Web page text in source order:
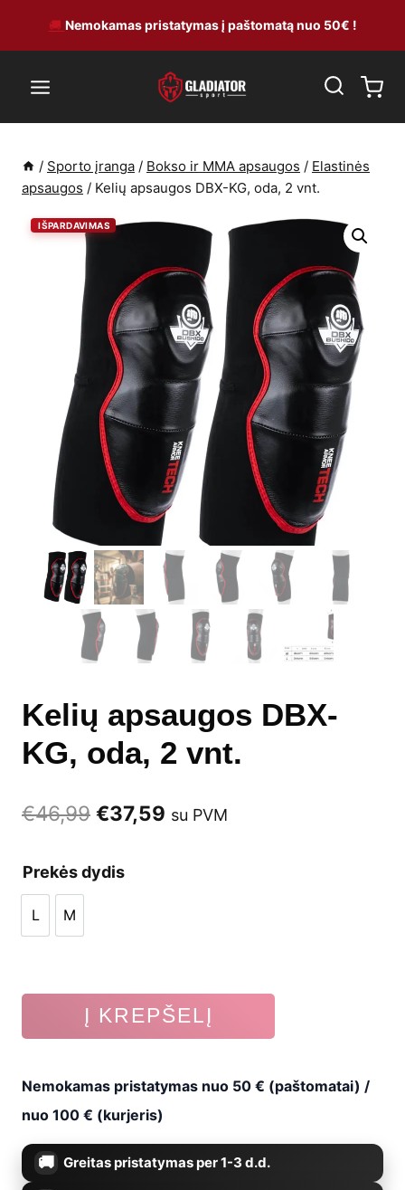
to
content
🚚 Nemokamas pristatymas į paštomatą nuo 50€ !
/ Sporto įranga / Bokso ir MMA apsaugos / Elastinės
apsaugos / Kelių apsaugos DBX-KG, oda, 2 vnt.
Kelių apsaugos DBX-
KG, oda, 2 vnt.
€46,99 Original
€37,59 Current
su PVM
Prekės dydis
L
L
M
M
produkto
kiekis:
apsaugos
KG,
Į KREPŠELĮ
Nemokamas pristatymas nuo 50 € (paštomatai) /
nuo 100 € (kurjeris)
Greitas pristatymas per 1-3 d.d.